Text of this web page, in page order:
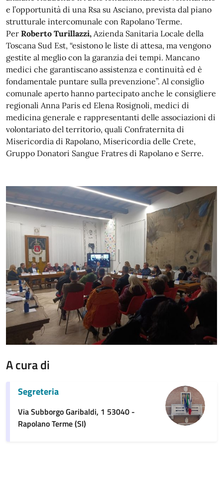
e l’opportunità di una Rsa su Asciano, prevista dal piano
strutturale intercomunale con Rapolano Terme.
Per Roberto Turillazzi, Azienda Sanitaria Locale della
Toscana Sud Est, “esistono le liste di attesa, ma vengono
gestite al meglio con la garanzia dei tempi. Mancano
medici che garantiscano assistenza e continuità ed è
fondamentale puntare sulla prevenzione”. Al consiglio
comunale aperto hanno partecipato anche le consigliere
regionali Anna Paris ed Elena Rosignoli, medici di
medicina generale e rappresentanti delle associazioni di
volontariato del territorio, quali Confraternita di
Misericordia di Rapolano, Misericordia delle Crete,
Gruppo Donatori Sangue Fratres di Rapolano e Serre.
A cura di
Segreteria
Via Subborgo Garibaldi, 1 53040 -
Rapolano Terme (SI)